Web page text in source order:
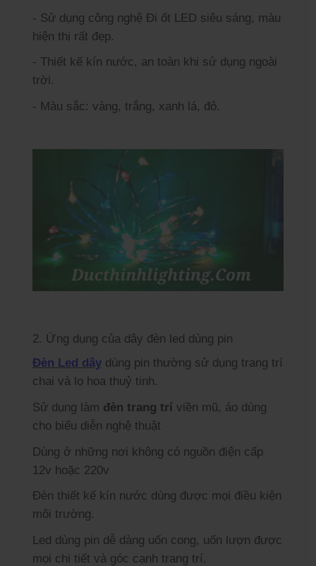
- Sử dụng công nghệ Đi ốt LED siêu sáng, màu
hiện thị rất đẹp.
- Thiết kế kín nước, an toàn khi sử dụng ngoài
trời.
- Màu sắc: vàng, trắng, xanh lá, đỏ.
2. Ứng dụng của dây đèn led dùng pin
Đèn Led dây dùng pin thường sử dụng trang trí
chai và lọ hoa thuỷ tinh.
Sử dụng làm đèn trang trí viền mũ, áo dùng
cho biểu diễn nghệ thuật
Dùng ở những nơi không có nguồn điện cấp
12v hoặc 220v
Đèn thiết kế kín nước dùng được mọi điều kiện
môi trường.
Led dùng pin dễ dàng uốn cong, uốn lượn được
mọi chi tiết và góc cạnh trang trí.